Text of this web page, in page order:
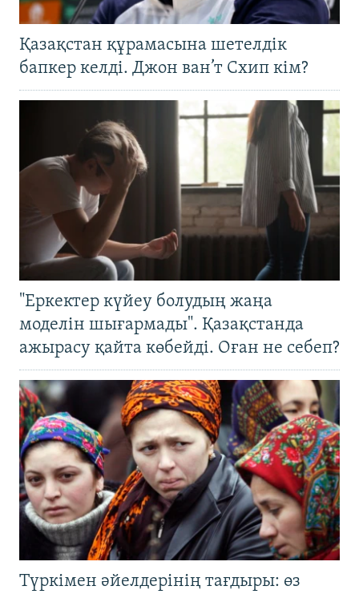
Қазақстан құрамасына шетелдік
бапкер келді. Джон ван’т Схип кім?
"Еркектер күйеу болудың жаңа
моделін шығармады". Қазақстанда
ажырасу қайта көбейді. Оған не себеп?
Түркімен әйелдерінің тағдыры: өз